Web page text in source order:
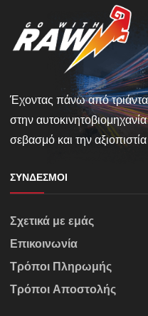
Έχοντας πάνω από τριάντα
στην
σεβασμό και την
ΣΎΝΔΕΣΜΟΙ
Σχετικά με εμάς
Επικοινωνία
Τρόποι Πληρωμής
Τρόποι Αποστολής